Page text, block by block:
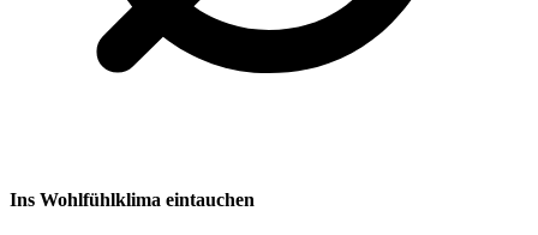
Ins Wohlfühlklima eintauchen